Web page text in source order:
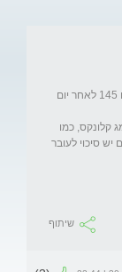
לאחר החזרת עובר 1 יצא בטא 107 לאחר יומיים 145 לאחר יום
שאני נוטלת בונדורמין פעמיים בערב ו1מג קלונקס, כמו
סיכוי לעובר
שיתוף